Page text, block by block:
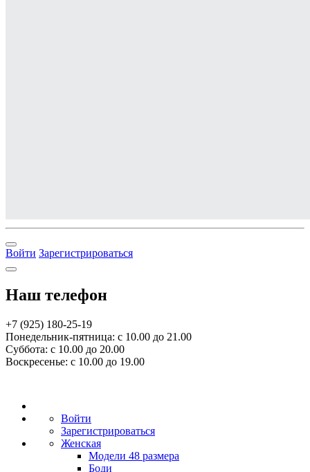
Войти Зарегистрироваться
Наш телефон
+7 (925) 180-25-19
Понедельник-пятница: с 10.00 до 21.00
Суббота: с 10.00 до 20.00
Воскресенье: с 10.00 до 19.00
Войти
Зарегистрироваться
Женская
Модели 48 размера
Боди